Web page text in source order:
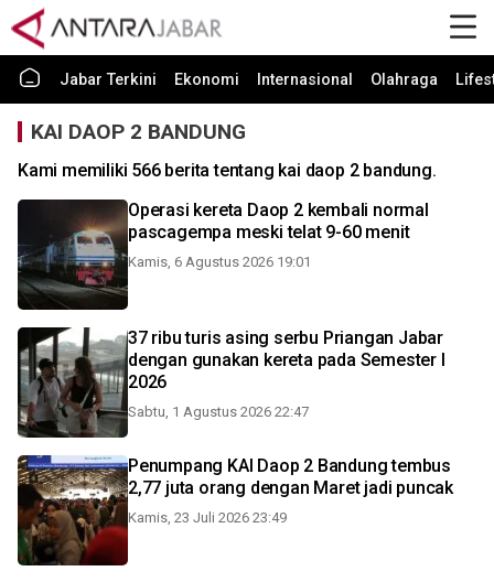
Jabar Terkini Ekonomi Internasional Olahraga
KAI DAOP 2 BANDUNG
Kami memiliki 566 berita tentang kai daop 2 bandung.
Operasi kereta Daop 2 kembali normal
pascagempa meski telat 9-60 menit
Kamis, 6 Agustus 2026 19:01
37 ribu turis asing serbu Priangan Jabar
dengan gunakan kereta pada Semester I
2026
Sabtu, 1 Agustus 2026 22:47
Penumpang KAI Daop 2 Bandung tembus
2,77 juta orang dengan Maret jadi puncak
Kamis, 23 Juli 2026 23:49